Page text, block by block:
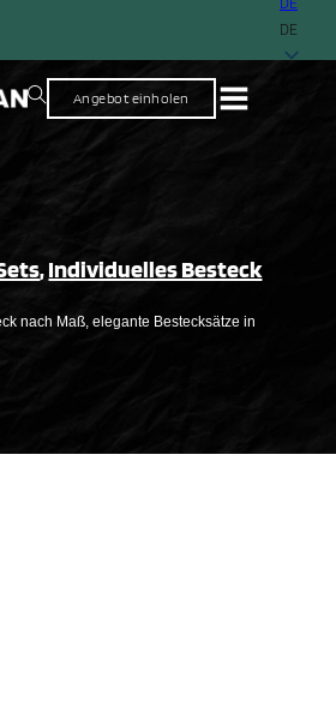
Ein Lieferant mit mehr
DE
Angebot einholen
,Individuelles Besteck
nach Maß, elegante Bestecksätze in